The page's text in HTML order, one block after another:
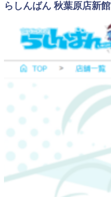
らしんばん 秋葉原店新館